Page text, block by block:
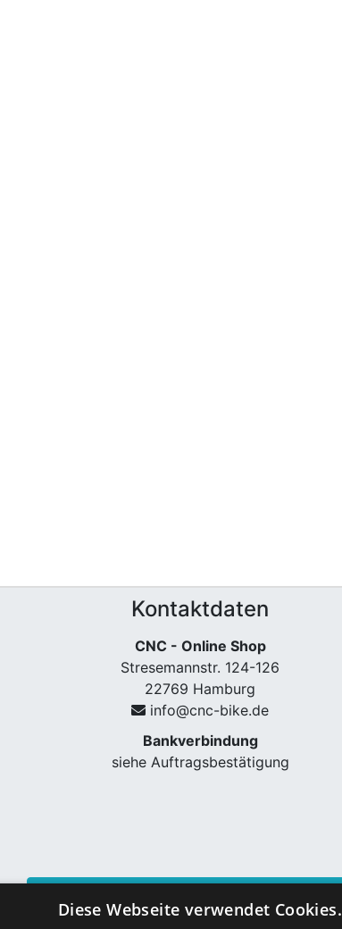
Kontaktdaten
CNC - Online Shop
Stresemannstr. 124-126
22769 Hamburg
info@cnc-bike.de
Bankverbindung
siehe Auftragsbestätigung
Diese Webseite verwendet Cookies.